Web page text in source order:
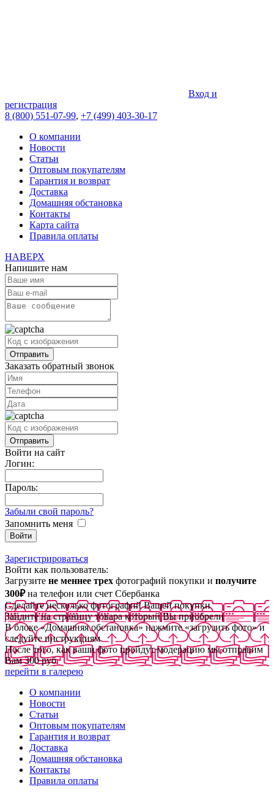
Вход и
регистрация
8 (800) 551-07-99, +7 (499) 403-30-17
О компании
Новости
Статьи
Оптовым покупателям
Гарантия и возврат
Доставка
Домашняя обстановка
Контакты
Карта сайта
Правила оплаты
НАВЕРХ
Напишите нам
Заказать обратный звонок
Войти на сайт
Логин:
Пароль:
Забыли свой пароль?
Запомнить меня
Зарегистрироваться
Войти как пользователь:
Загрузите не меннее трех фотографий покупки и получите
300₽на телефон или счет Сбербанка
Сделайте несколько фотографий Вашей покупки
Зайдите на страницу товара который Вы приобрели
В блоке «Домашняя обстановка» нажмите «загрузить фото» и
следуйте инструкциям
После того, как ваши фото пройдут модерацию мы отправим
Вам 300 руб
перейти в галерею
О компании
Новости
Статьи
Оптовым покупателям
Гарантия и возврат
Доставка
Домашняя обстановка
Контакты
Правила оплаты